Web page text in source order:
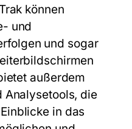
können
und
und sogar
außerdem
Analysetools, die
in das